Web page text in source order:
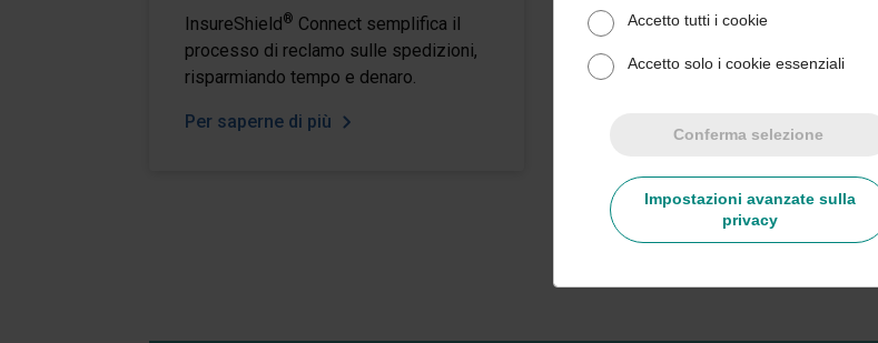
InsureShield ® Connect semplifica il
processo di reclamo sulle spedizioni,
risparmiando tempo e denaro.
Per saperne di più
protegge le spedizioni di Proof
Alcohol Ice Cream.
Carica di più
Accetto tutti i cookie
Accetto solo i cookie essenziali
Conferma selezione
Impostazioni avanzate sulla
privacy